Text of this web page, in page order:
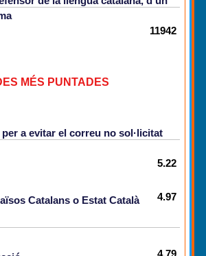
11942
MÉS PUNTADES
a evitar el correu no sol·licitat
5.22
Catalans o Estat Català 4.97
4.79